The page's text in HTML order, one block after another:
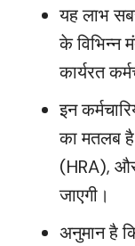
यह लाभ
के विभिन्न
कार्यरत
इन
का मतलब
(HRA), और
जाएगी।
अनुमान है